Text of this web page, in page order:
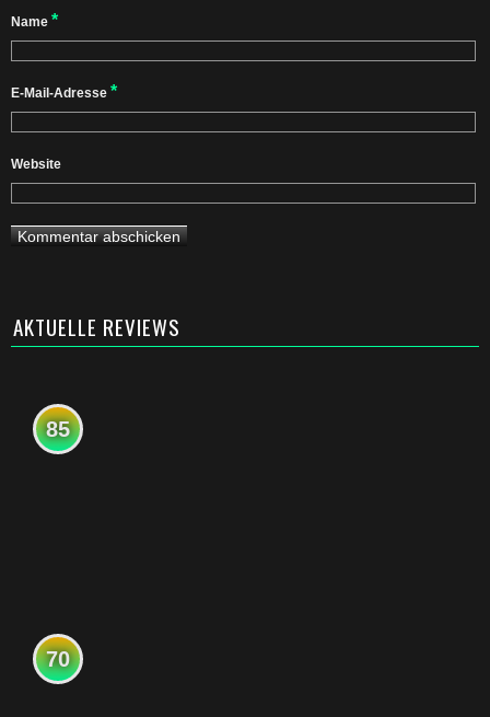
Name *
E-Mail-Adresse *
Website
AKTUELLE REVIEWS
85
70